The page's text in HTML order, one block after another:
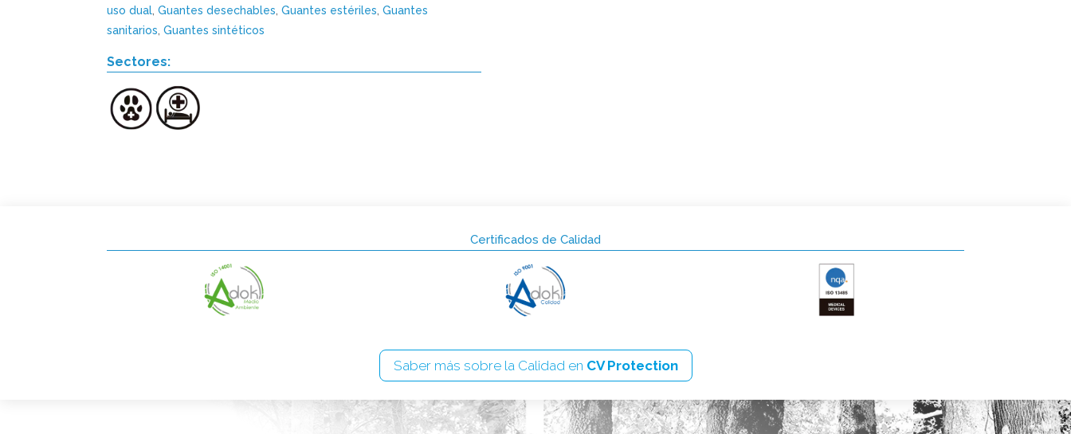
uso dual ,Guantes desechables ,Guantes estériles ,Guantes
sanitarios ,Guantes sintéticos
Sectores:
Certificados de Calidad
Saber más sobre la Calidad en CV Protection